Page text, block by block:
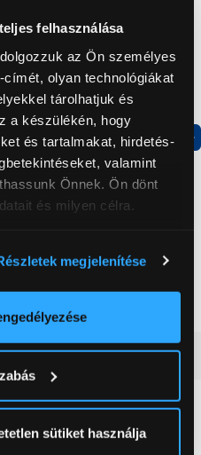
felhasználása
az Ön személyes
olyan technológiákat
tárolhatjuk és
a készülékén, hogy
és tartalmakat, hirdetés-
valamint
Önnek. Ön dönt
és milyen célra.
pontossággal
annak konkrét
aRészletek
vagy visszavonhatja a
megjelenítése
sütiket használja
Termék adatlap
kombinált hűtőszekrény